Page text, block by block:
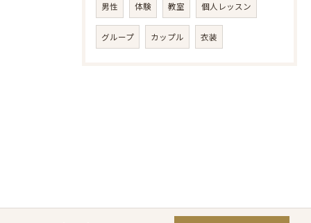
男性 体験 教室 個人レッスン
グループ カップル 衣装